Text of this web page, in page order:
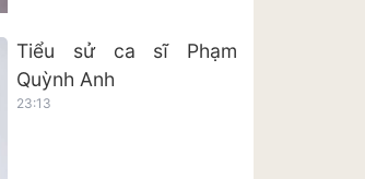
Tiểu sử ca sĩ Phạm
Quỳnh Anh
23:13